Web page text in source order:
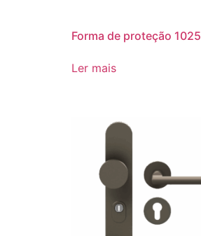
Forma de proteção 1025
Ler mais